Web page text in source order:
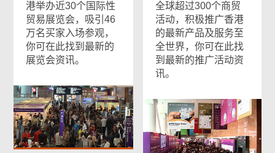
港举办近30个国际性
贸易展览会，吸引46
万名买家入场参观，
你可在此找到最新的
展览会资讯。
全球超过300个商贸
活动，积极推广香港
的最新产品及服务至
全世界，你可在此找
到最新的推广活动资
讯。